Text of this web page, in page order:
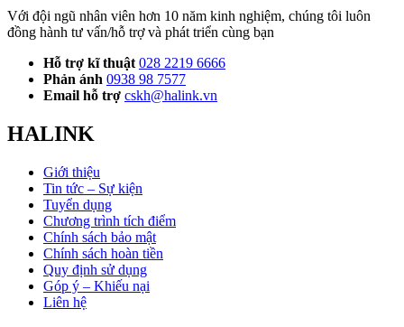
Với đội ngũ nhân viên hơn 10 năm kinh nghiệm, chúng tôi luôn
đồng hành tư vấn/hỗ trợ và phát triển cùng bạn
Hỗ trợ kĩ thuật 028 2219 6666
Phản ánh 0938 98 7577
Email hỗ trợ cskh@halink.vn
HALINK
Giới thiệu
Tin tức – Sự kiện
Tuyển dụng
Chương trình tích điểm
Chính sách bảo mật
Chính sách hoàn tiền
Quy định sử dụng
Góp ý – Khiếu nại
Liên hệ